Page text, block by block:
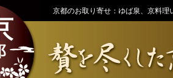
京都のお取り寄せ：ゆば泉、京料理